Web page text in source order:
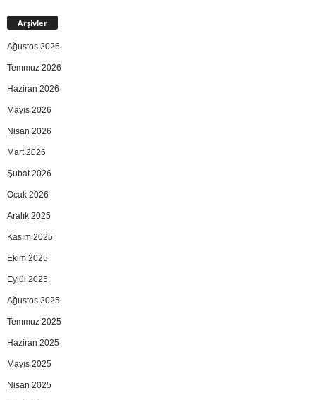
Arşivler
Ağustos 2026
Temmuz 2026
Haziran 2026
Mayıs 2026
Nisan 2026
Mart 2026
Şubat 2026
Ocak 2026
Aralık 2025
Kasım 2025
Ekim 2025
Eylül 2025
Ağustos 2025
Temmuz 2025
Haziran 2025
Mayıs 2025
Nisan 2025